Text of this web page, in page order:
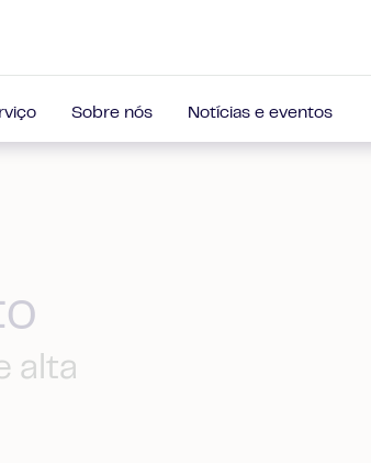
Sobre nós Notícias e eventos
alta